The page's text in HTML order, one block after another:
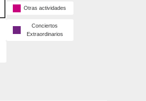
Otras actividades
Conciertos
Extraordinarios